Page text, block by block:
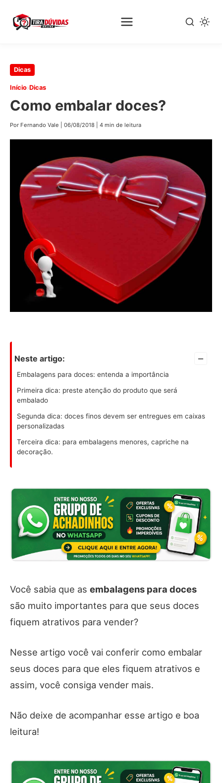
Pular
conteúdo
Dicas
Início›Dicas
Como embalar doces?
Por Fernando Vale 06/08/2018 4 min de leitura
Neste artigo: –
Embalagens para doces: entenda a importância
Primeira dica: preste atenção do produto que será
embalado
Segunda dica: doces finos devem ser entregues em caixas
personalizadas
Terceira dica: para embalagens menores, capriche na
decoração.
Você sabia que as embalagens para doces
são muito importantes para que seus doces
fiquem atrativos para vender?
Nesse artigo você vai conferir como embalar
seus doces para que eles fiquem atrativos e
assim, você consiga vender mais.
Não deixe de acompanhar esse artigo e boa
leitura!